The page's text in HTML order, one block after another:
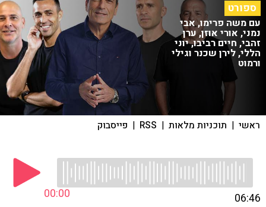
ספורט
עם משה פרימו, אבי
נמני, אורי אוזן, ערן
זהבי, חיים רביבו, יוני
הללי, לירן שכנר וגילי
ורמוט
ראשי | תוכניות מלאות |
RSS
| פייסבוק
00:00 06:46